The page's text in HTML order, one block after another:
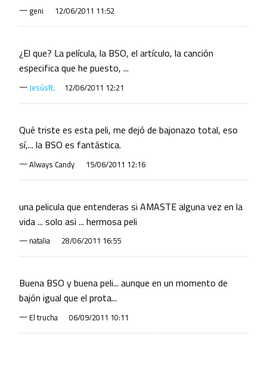
— geni 12/06/2011 11:52
¿El que? La película, la BSO, el artículo, la canción
especifica que he puesto, ...
— JesúsR 12/06/2011 12:21
Qué triste es esta peli, me dejó de bajonazo total, eso
sí,... la BSO es fantástica.
—Always Candy 15/06/2011 12:16
una pelicula que entenderas si AMASTE alguna vez en la
vida ... solo asi ... hermosa peli
— natalia 28/06/2011 16:55
Buena BSO y buena peli... aunque en un momento de
bajón igual que el prota...
— El trucha 06/09/2011 10:11